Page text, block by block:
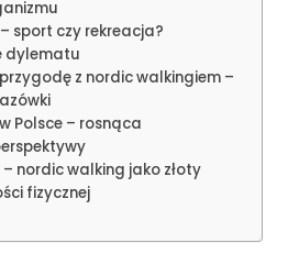
sport czy rekreacja?
dylematu
z nordic walkingiem –
Polsce – rosnąca
nordic walking jako złoty
fizycznej